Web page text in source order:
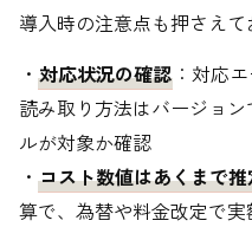
導入時の注意点も押さえて
・ 対応状況の確認 ：対応
読み取り方法はバージョ
ルが対象か確認
・ コスト数値はあくまで
算で、為替や料金改定で